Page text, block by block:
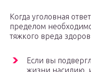
Когда уголовная
пределом
тяжкого вреда
Если вы
жизни насилию